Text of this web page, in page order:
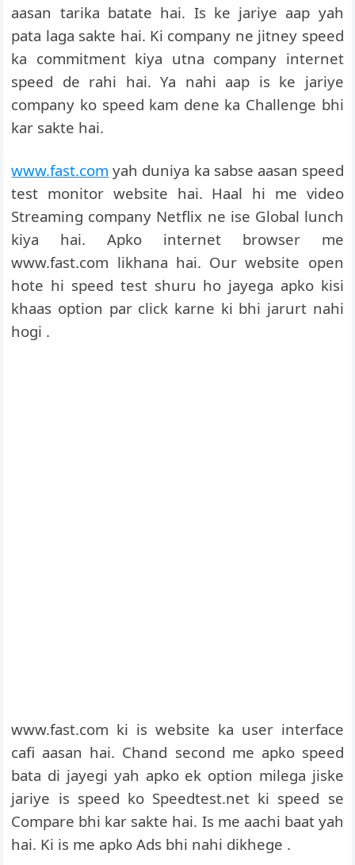
aasan tarika batate hai. Is ke jariye aap yah
pata laga sakte hai. Ki company ne jitney speed
ka commitment kiya utna company internet
speed de rahi hai. Ya nahi aap is ke jariye
company ko speed kam dene ka Challenge bhi
kar sakte hai.
www.fast.com yah duniya ka sabse aasan speed
test monitor website hai. Haal hi me video
Streaming company Netflix ne ise Global lunch
kiya hai. Apko internet browser me
www.fast.com likhana hai. Our website open
hote hi speed test shuru ho jayega apko kisi
khaas option par click karne ki bhi jarurt nahi
hogi .
www.fast.com ki is website ka user interface
cafi aasan hai. Chand second me apko speed
bata di jayegi yah apko ek option milega jiske
jariye is speed ko Speedtest.net ki speed se
Compare bhi kar sakte hai. Is me aachi baat yah
hai. Ki is me apko Ads bhi nahi dikhege .